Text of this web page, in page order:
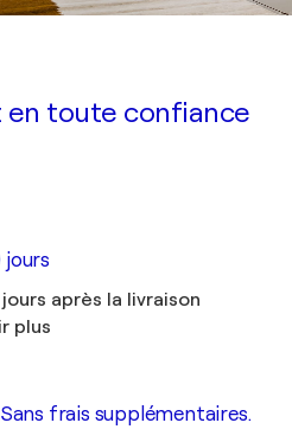
toute confiance
jours
après la livraison
plus
frais supplémentaires.